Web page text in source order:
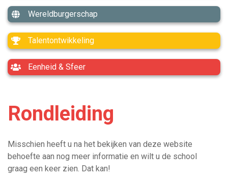
Wereldburgerschap
Talentontwikkeling
Eenheid & Sfeer
Rondleiding
Misschien heeft u na het bekijken van deze website
behoefte aan nog meer informatie en wilt u de school
graag een keer zien. Dat kan!